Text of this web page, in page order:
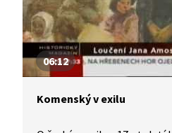
06:12
Komenský v exilu